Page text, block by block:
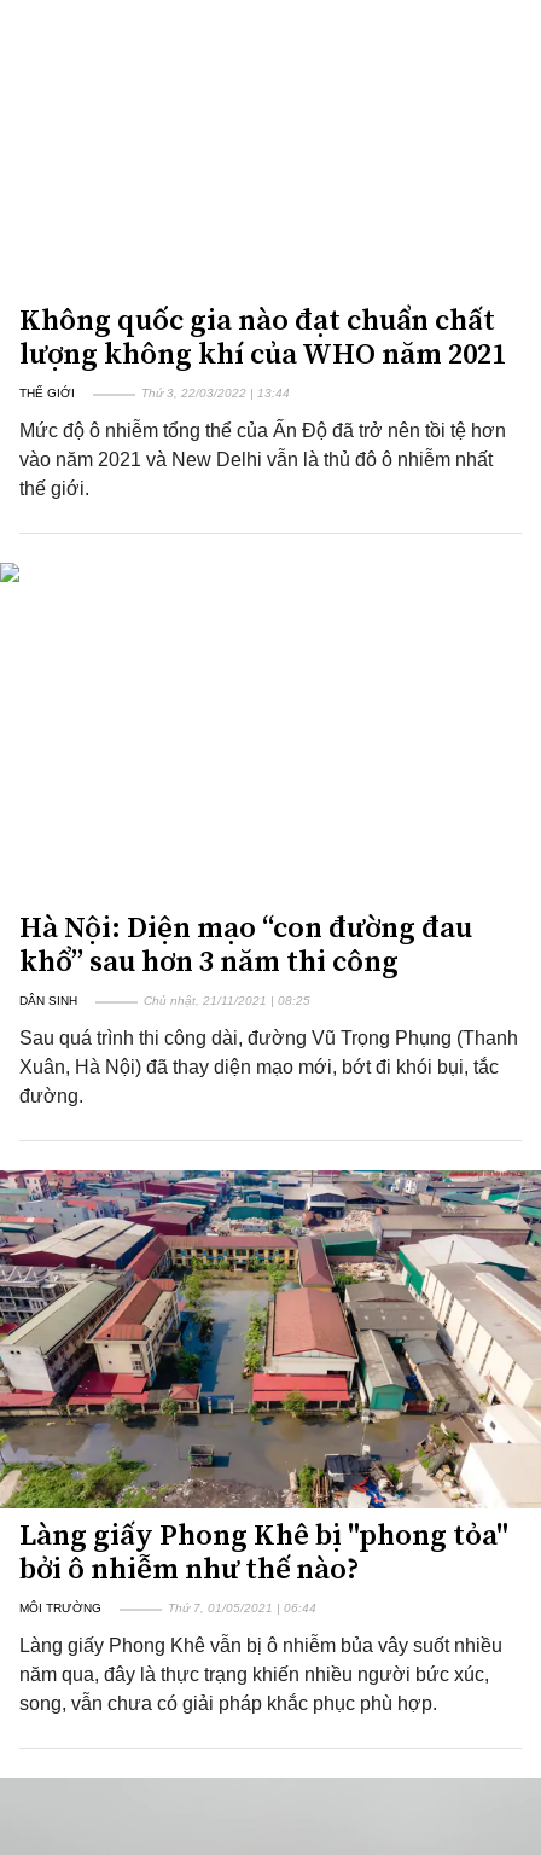
Không quốc gia nào đạt chuẩn chất
lượng không khí của WHO năm 2021
THẾ GIỚI Thứ 3, 22/03/2022 | 13:44
Mức độ ô nhiễm tổng thể của Ấn Độ đã trở nên tồi tệ hơn
vào năm 2021 và New Delhi vẫn là thủ đô ô nhiễm nhất
thế giới.
Hà Nội: Diện mạo “con đường đau
khổ” sau hơn 3 năm thi công
DÂN SINH Chủ nhật, 21/11/2021 | 08:25
Sau quá trình thi công dài, đường Vũ Trọng Phụng (Thanh
Xuân, Hà Nội) đã thay diện mạo mới, bớt đi khói bụi, tắc
đường.
Làng giấy Phong Khê bị "phong tỏa"
bởi ô nhiễm như thế nào?
MÔI TRƯỜNG Thứ 7, 01/05/2021 | 06:44
Làng giấy Phong Khê vẫn bị ô nhiễm bủa vây suốt nhiều
năm qua, đây là thực trạng khiến nhiều người bức xúc,
song, vẫn chưa có giải pháp khắc phục phù hợp.